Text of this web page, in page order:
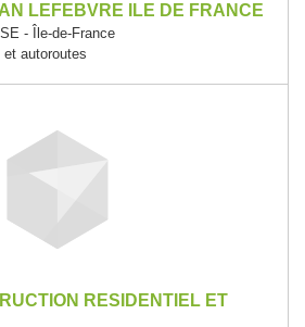
LEFEBVRE ILE DE FRANCE
- Île-de-France
autoroutes
RESIDENTIEL ET